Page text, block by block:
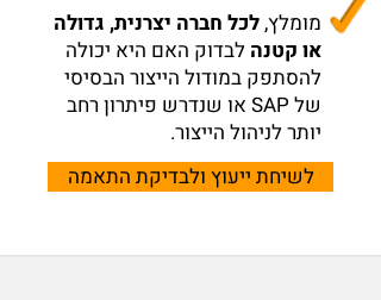
מומלץ,לכל חברה יצרנית, גדולה
או קטנה לבדוק האם היא יכולה
להסתפק במודול הייצור הבסיסי
של SAP או שנדרש פיתרון רחב
יותר לניהול הייצור.
לשיחת ייעוץ ולבדיקת התאמה